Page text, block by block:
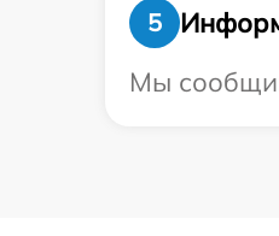
5
Мы